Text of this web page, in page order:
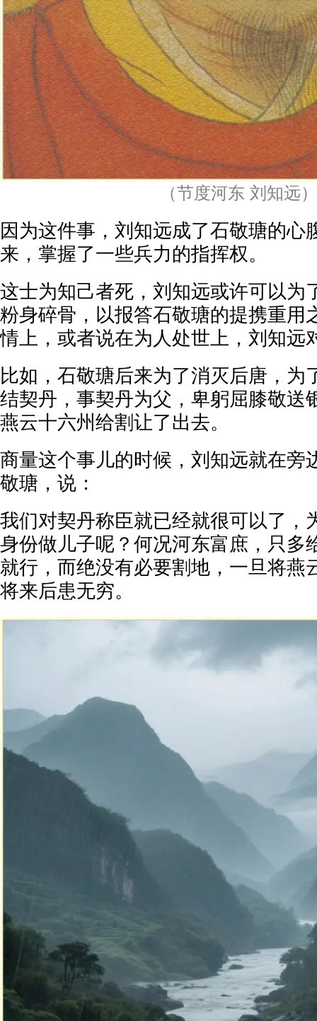
（节度河东 刘知远）
因为这件事，刘知远成了石敬瑭的心
来，掌握了一些兵力的指挥权。
这士为知己者死，刘知远或许可以为
粉身碎骨，以报答石敬瑭的提携重用
情上，或者说在为人处世上，刘知远
比如，石敬瑭后来为了消灭后唐，为
结契丹，事契丹为父，卑躬屈膝敬送
燕云十六州给割让了出去。
商量这个事儿的时候，刘知远就在旁
敬瑭，说：
我们对契丹称臣就已经就很可以了，
身份做儿子呢？何况河东富庶，只多
就行，而绝没有必要割地，一旦将燕
将来后患无穷。